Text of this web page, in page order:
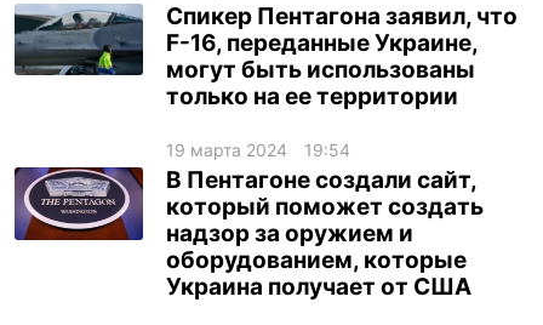
Спикер Пентагона заявил, что
F-16, переданные Украине,
могут быть использованы
только на ее территории
19 марта 2024 19:54
В Пентагоне создали сайт,
который поможет создать
надзор за оружием и
оборудованием, которые
Украина получает от США